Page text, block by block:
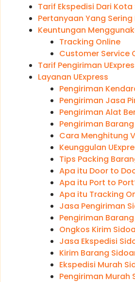
Tarif Ekspedisi Dari
Pertanyaan Yang
Keuntungan
Tracking Online
Customer Service
Tarif Pengiriman
Layanan UExpress
Pengiriman
Pengiriman Jasa
Pengiriman Alat
Pengiriman
Cara Menghitung
Keunggulan
Tips Packing
Apa itu Door to
Apa itu Port to
Apa itu Tracking
Jasa Pengiriman
Pengiriman
Ongkos Kirim
Jasa Ekspedisi
Kirim Barang
Ekspedisi Murah
Pengiriman Murah